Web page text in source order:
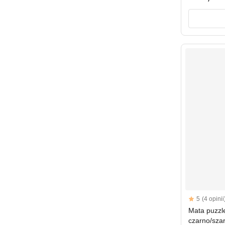
Reviews
5 out of 5
5 (4
Mata
czarno/